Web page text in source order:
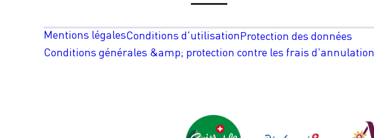
Mentions légalesConditions d'utilisationProtection des données
Conditions générales &amp; protection contre les frais d'annulation